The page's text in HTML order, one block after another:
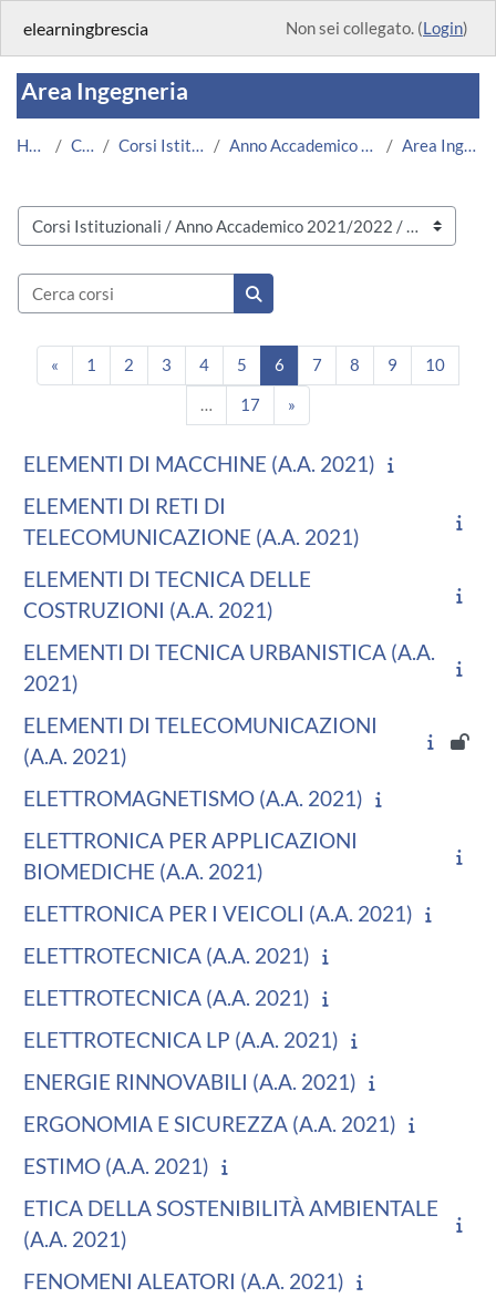
elearningbrescia Non sei collegato. (Login)
Area Ingegneria
Home Corsi Corsi Istituzionali Anno Accademico 2021/2022 Area Ingegneria
Categorie di corso
Cerca corsi
Cerca corsi
« Pagina precedente
1 Pagina 1
2 Pagina 2
3 Pagina 3
4Pagina 4
5 Pagina 5
6 Pagina 6
7 Pagina 7
8 Pagina 8
9 Pagina 9
10
… 17Pagina 17
»Pagina successiva
ELEMENTI DI MACCHINE (A.A. 2021)
ELEMENTI DI RETI DI
TELECOMUNICAZIONE (A.A. 2021)
ELEMENTI DI TECNICA DELLE
COSTRUZIONI (A.A. 2021)
ELEMENTI DI TECNICA URBANISTICA (A.A.
2021)
ELEMENTI DI TELECOMUNICAZIONI
(A.A. 2021)
ELETTROMAGNETISMO (A.A. 2021)
ELETTRONICA PER APPLICAZIONI
BIOMEDICHE (A.A. 2021)
ELETTRONICA PER I VEICOLI (A.A. 2021)
ELETTROTECNICA (A.A. 2021)
ELETTROTECNICA (A.A. 2021)
ELETTROTECNICA LP (A.A. 2021)
ENERGIE RINNOVABILI (A.A. 2021)
ERGONOMIA E SICUREZZA (A.A. 2021)
ESTIMO (A.A. 2021)
ETICA DELLA SOSTENIBILITÀ AMBIENTALE
(A.A. 2021)
FENOMENI ALEATORI (A.A. 2021)